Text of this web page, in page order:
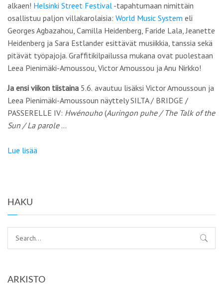
alkaen! Helsinki Street Festival -tapahtumaan nimittäin
osallistuu paljon villakarolaisia: World Music System eli
Georges Agbazahou, Camilla Heidenberg, Faride Lala, Jeanette
Heidenberg ja Sara Estlander esittävät musiikkia, tanssia sekä
pitävät työpajoja. Graffitikilpailussa mukana ovat puolestaan
Leea Pienimäki-Amoussou, Victor Amoussou ja Anu Nirkko!
Ja ensi viikon tiistaina 5.6. avautuu lisäksi Victor Amoussoun ja
Leea Pienimäki-Amoussoun näyttely SILTA / BRIDGE /
PASSERELLE IV: Hwénouho (Auringon puhe / The Talk of the
Sun / La parole …
Lue lisää
HAKU
ARKISTO